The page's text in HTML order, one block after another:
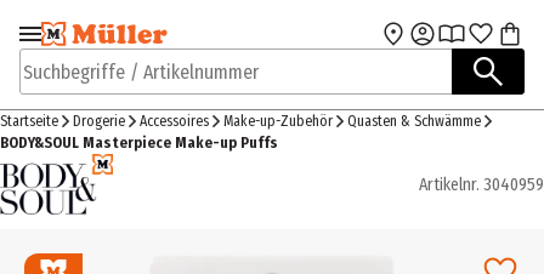
Zur Navigation
springen
Zum Hauptinhalt
Suchbegriffe / Artikelnummer
Startseite Drogerie Accessoires Make-up-Zubehör
Quasten & Schwämme
BODY&SOUL Masterpiece Make-up Puffs
Artikelnr. 3040959